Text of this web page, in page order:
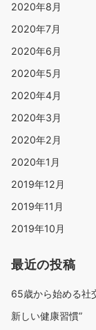
2020年8月
2020年7月
2020年6月
2020年5月
2020年4月
2020年3月
2020年2月
2020年1月
2019年12月
2019年11月
2019年10月
最近の投稿
65歳から始める社
新しい健康習慣”